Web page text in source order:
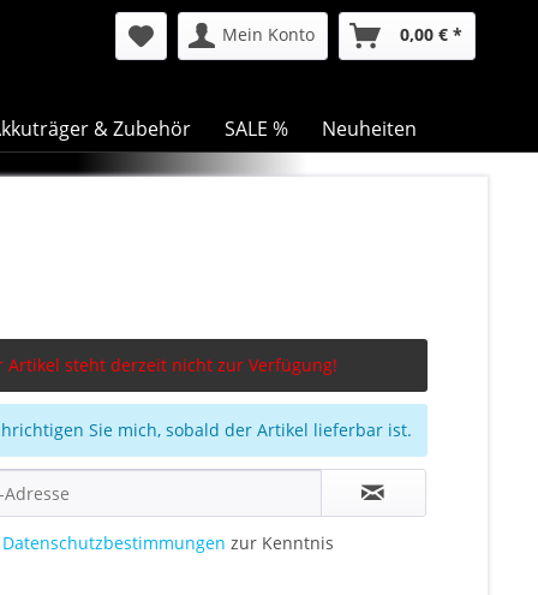
Mein Konto 0,00 € *
& Zubehör SALE % Neuheiten
Artikel steht derzeit nicht zur Verfügung!
Sie mich, sobald der Artikel lieferbar ist.
Datenschutzbestimmungen zur Kenntnis